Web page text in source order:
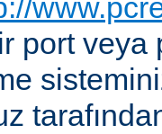
port veya